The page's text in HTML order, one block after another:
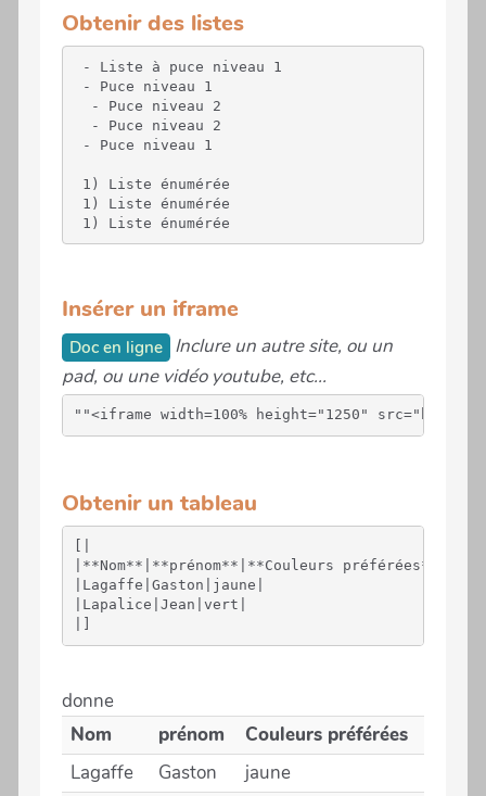
Obtenir des listes
- Liste à puce niveau 1
- Puce niveau 1
  - Puce niveau 2
  - Puce niveau 2
- Puce niveau 1
1) Liste énumérée
1) Liste énumérée
1) Liste énumérée
Insérer un iframe
Doc en ligne Inclure un autre site, ou un
pad, ou une vidéo youtube, etc...
Obtenir un tableau
|**Nom**|**prénom**|**Couleurs préférées**|
|Lagaffe|Gaston|jaune|
|Lapalice|Jean|vert|
donne
Nom
prénom
Couleurs préférées
Lagaffe
Gaston
jaune